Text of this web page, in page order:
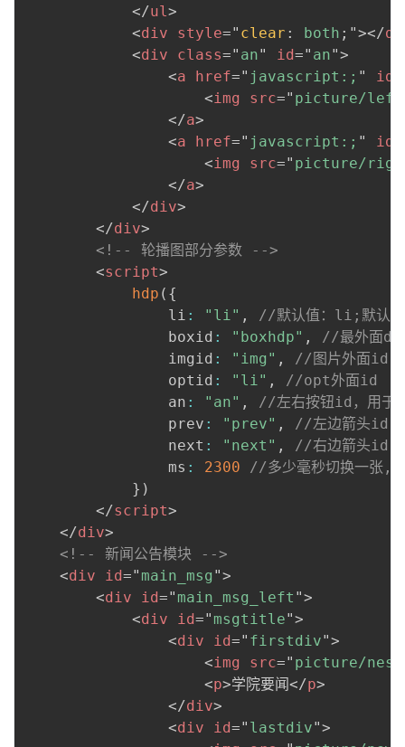
</ul>
<div style=" clear : both ; "></
<div class=" an" id=" an">
<a href=" javascript:; " id
<img src=" picture/
</a>
<a href=" javascript:; " id
<img src=" picture/
</a>
</div>
</div>
<!-- 轮播图部分参数 -->
<script>
hdp ( {
                li
: "li" ,
//默认值：li;默认
                boxid
: "boxhdp" ,
//最外面
                imgid
: "img" ,
//图片外面id
                optid
: "li" ,
                an
: "an" ,
//左右按钮id，用于
                prev
: "prev" ,
//左边箭头id
                next
: "next" ,
//右边箭头id
                ms
: 2300
//多少毫秒切换一张,
} )
</script>
</div>
<!-- 新闻公告模块 -->
<div id=" main_msg ">
<div id=" main_msg_left ">
<div id=" msgtitle">
<div id=" firstdiv">
<img src=" picture/
<p>学院要闻</p>
</div>
<div id=" lastdiv">